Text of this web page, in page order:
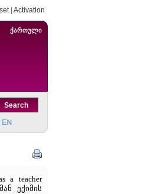
| Activation
ქართული
a teacher
ექიმის